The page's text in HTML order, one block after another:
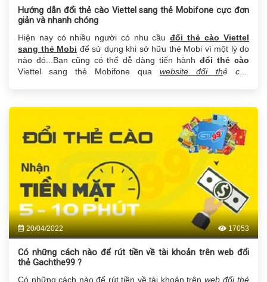
Hướng dẫn đổi thẻ cào Viettel sang thẻ Mobifone cực đơn
giản và nhanh chóng
Hiện nay có nhiều người có nhu cầu đổi thẻ cào Viettel
sang thẻ Mobi để sử dụng khi sở hữu thẻ Mobi vì một lý do
nào đó...Bạn cũng có thể dễ dàng tiến hành đổi thẻ cào
Viettel sang thẻ Mobifone qua website đổi thẻ cào
20/04/2022 17053
Có những cách nào để rút tiền về tài khoản trên web đổi
thẻ Gachthe99 ?
Có những cách nào để rút tiền về tài khoản trên web đổi thẻ